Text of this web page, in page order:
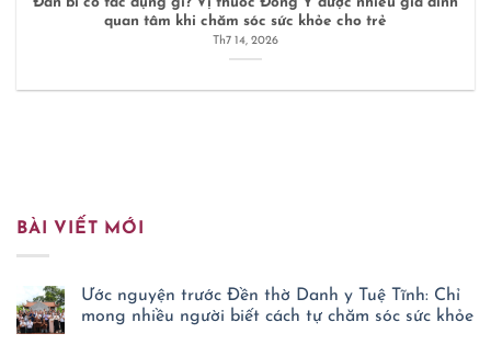
quan tâm khi chăm sóc sức khỏe cho trẻ
Th7 14, 2026
BÀI VIẾT MỚI
Ước nguyện trước Đền thờ Danh y Tuệ Tĩnh: Chỉ
mong nhiều người biết cách tự chăm sóc sức khỏe